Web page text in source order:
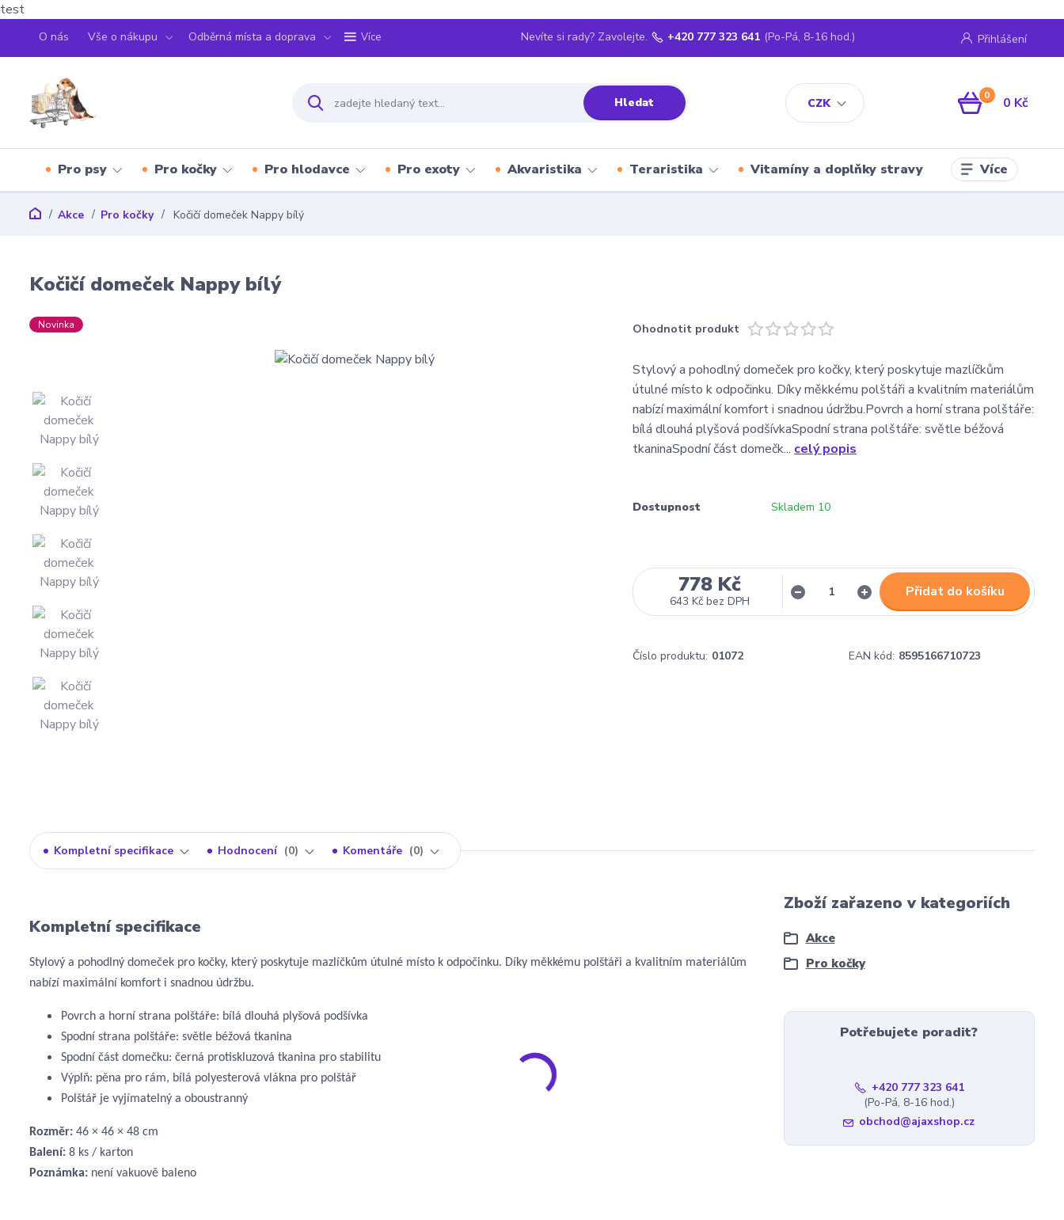
test
O nás Vše o nákupu Odběrná místa a doprava Více
CZK
Přihlášení
Hledat
Nevíte si rady? Zavolejte. +420 777 323 641 (Po-Pá, 8-16 hod.)
0 0 Kč
Pro psy Pro kočky Pro hlodavce Pro exoty Akvaristika Teraristika Vitamíny a doplňky stravy Více
Akce Pro kočky Kočičí domeček Nappy bílý
Kočičí domeček Nappy bílý
Novinka Ohodnotit produkt
Stylový a pohodlný domeček pro kočky, který poskytuje mazlíčkům
útulné místo k odpočinku. Díky měkkému polštáři a kvalitním materiálům
nabízí maximální komfort i snadnou údržbu.Povrch a horní strana polštáře:
bílá dlouhá plyšová podšívkaSpodní strana polštáře: světle béžová
tkaninaSpodní část domečk... celý popis
Dostupnost Skladem 10
778 Kč
643 Kč bez DPH
Přidat do košíku
Číslo produktu: 01072 EAN kód: 8595166710723
Kompletní specifikace Hodnocení 0 Komentáře 0
Kompletní specifikace
Stylový a pohodlný domeček pro kočky, který poskytuje mazlíčkům útulné místo k odpočinku. Díky měkkému polštáři a kvalitním materiálům
nabízí maximální komfort i snadnou údržbu.
Povrch a horní strana polštáře: bílá dlouhá plyšová podšívka
Spodní strana polštáře: světle béžová tkanina
Spodní část domečku: černá protiskluzová tkanina pro stabilitu
Výplň: pěna pro rám, bílá polyesterová vlákna pro polštář
Polštář je vyjímatelný a oboustranný
Rozměr: 46 × 46 × 48 cm
Balení: 8 ks / karton
Poznámka: není vakuově baleno
Zboží zařazeno v kategoriích
Akce
Pro kočky
Potřebujete poradit?
+420 777 323 641
(Po-Pá, 8-16 hod.)
obchod@ajaxshop.cz